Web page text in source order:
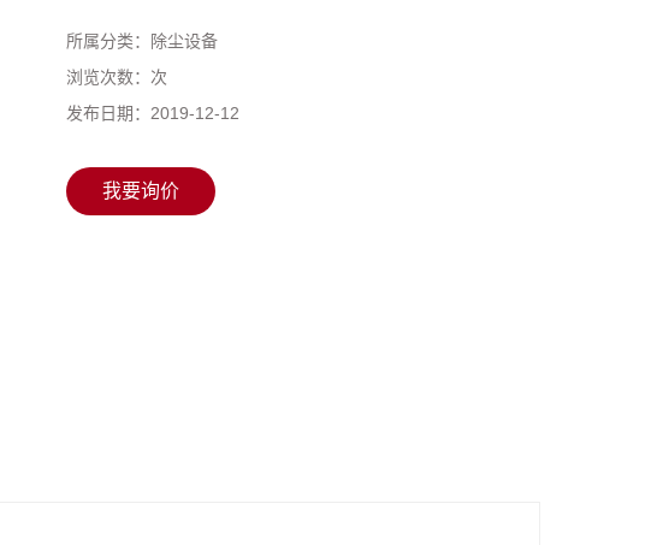
所属分类：
除尘设备
浏览次数： 次
发布日期： 2019-12-12
我要询价